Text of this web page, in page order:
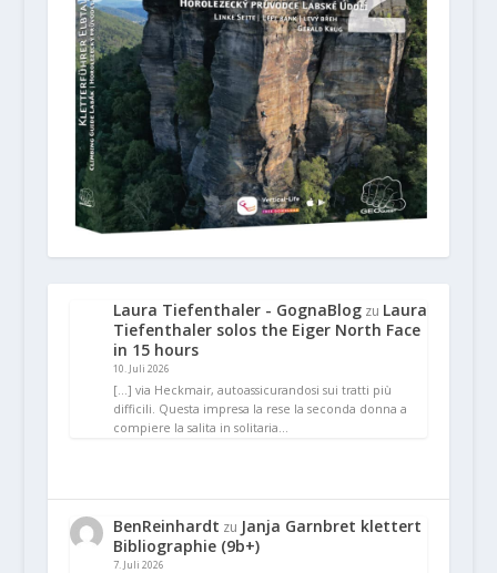
Laura Tiefenthaler - GognaBlogzu Laura
Tiefenthaler solos the Eiger North Face
in 15 hours
10. Juli 2026
[…] via Heckmair, autoassicurandosi sui tratti più
difficili. Questa impresa la rese la seconda donna a
compiere la salita in solitaria…
BenReinhardt zu Janja Garnbret klettert
Bibliographie (9b+)
7. Juli 2026